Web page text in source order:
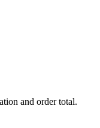
and order total.